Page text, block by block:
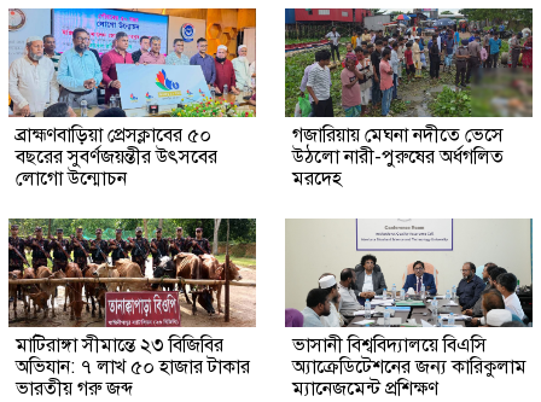
ব্রাহ্মণবাড়িয়া প্রেসক্লাবের ৫০
বছরের সুবর্ণজয়ন্তীর উৎসবের
লোগো উন্মোচন
গজারিয়ায় মেঘনা নদীতে ভেসে
উঠলো নারী-পুরুষের অর্ধগলিত
মরদেহ
মাটিরাঙ্গা সীমান্তে ২৩ বিজিবির
অভিযান: ৭ লাখ ৫০ হাজার টাকার
ভারতীয় গরু জব্দ
ভাসানী বিশ্ববিদ্যালয়ে বিএসি
অ্যাক্রেডিটেশনের জন্য কারিকুলাম
ম্যানেজমেন্ট প্রশিক্ষণ